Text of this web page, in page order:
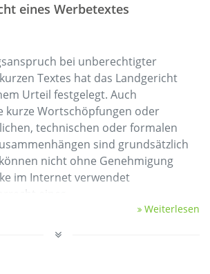
eines Werbetextes
bei unberechtigter
Textes hat das Landgericht
Urteil festgelegt. Auch
kurze Wortschöpfungen oder
technischen oder formalen
sind grundsätzlich
nicht ohne Genehmigung
im Internet verwendet
eines …
Weiterlesen